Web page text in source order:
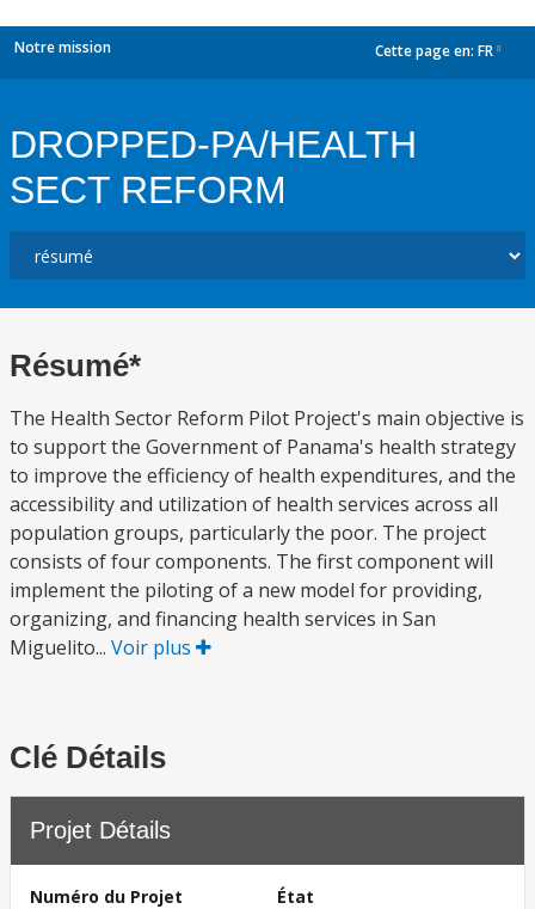
Notre mission Cette page en: FR
DROPPED-PA/HEALTH
SECT REFORM
Résumé*
The Health Sector Reform Pilot Project's main objective is
to support the Government of Panama's health strategy
to improve the efficiency of health expenditures, and the
accessibility and utilization of health services across all
population groups, particularly the poor. The project
consists of four components. The first component will
implement the piloting of a new model for providing,
organizing, and financing health services in San
Miguelito... Voir plus
Clé Détails
Projet Détails
Numéro du Projet
État